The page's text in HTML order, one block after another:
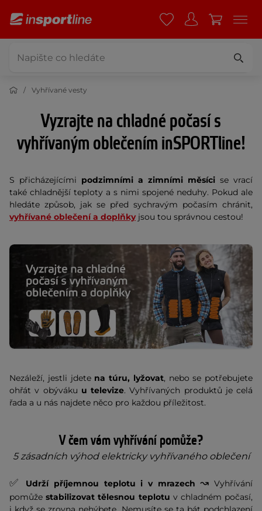
Vyhřívané vesty
Vyzrajte na chladné počasí s
vyhřívaným oblečením inSPORTline!
S přicházejícími podzimními a zimními měsíci se vrací
také chladnější teploty a s nimi spojené neduhy. Pokud ale
hledáte způsob, jak se před sychravým počasím chránit,
vyhřívané oblečení a doplňkyjsou tou správnou cestou!
Nezáleží, jestli jdete na túru, lyžovat, nebo se potřebujete
ohřát v obýváku u televize. Vyhřívaných produktů je celá
řada a u nás najdete něco pro každou příležitost.
V čem vám vyhřívání pomůže?
5 zásadních výhod elektricky vyhřívaného oblečení
✅ Udrží příjemnou teplotu i v mrazech ↝ Vyhřívání
pomůžestabilizovat tělesnou teplotu v chladném počasí,